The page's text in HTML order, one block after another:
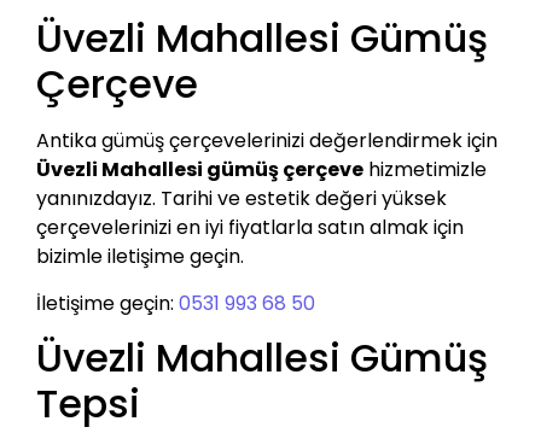
Üvezli Mahallesi Gümüş
Çerçeve
Antika gümüş çerçevelerinizi değerlendirmek için
Üvezli Mahallesi gümüş çerçeve hizmetimizle
yanınızdayız. Tarihi ve estetik değeri yüksek
çerçevelerinizi en iyi fiyatlarla satın almak için
bizimle iletişime geçin.
İletişime geçin: 0531 993 68 50
Üvezli Mahallesi Gümüş
Tepsi